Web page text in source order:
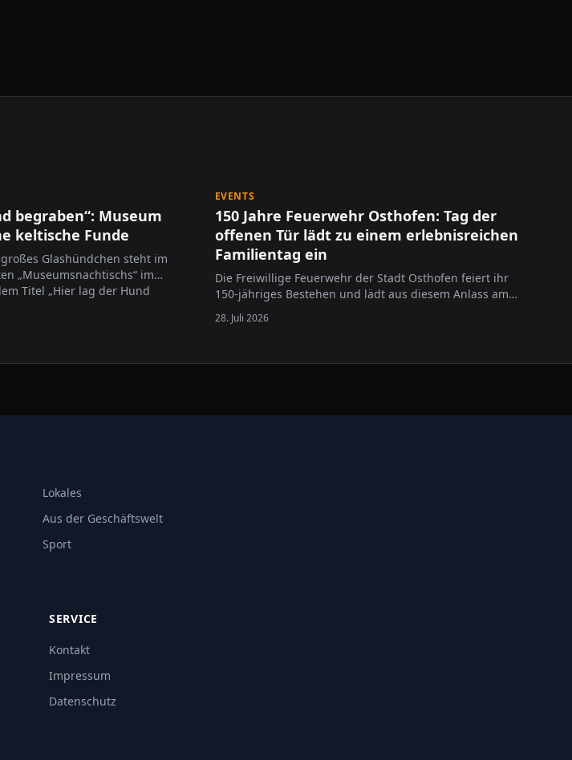
begraben“: Museum
keltische Funde
Glashündchen steht im
„Museumsnachtischs“ im
Titel „Hier lag der Hund
Maskottchen „Kelti“, das vor 75
EVENTS
150 Jahre Feuerwehr Osthofen: Tag der
offenen Tür lädt zu einem erlebnisreichen
Familientag ein
Die Freiwillige Feuerwehr der Stadt Osthofen feiert ihr
150-jähriges Bestehen und lädt aus diesem Anlass am
Sonntag, 6. September 2026, von 10 bis 17 Uhr zum Tag
der offenen Tür ein. Besucherinnen und Besucher
28. Juli 2026
Lokales
Aus der Geschäftswelt
Sport
SERVICE
Kontakt
Impressum
Datenschutz